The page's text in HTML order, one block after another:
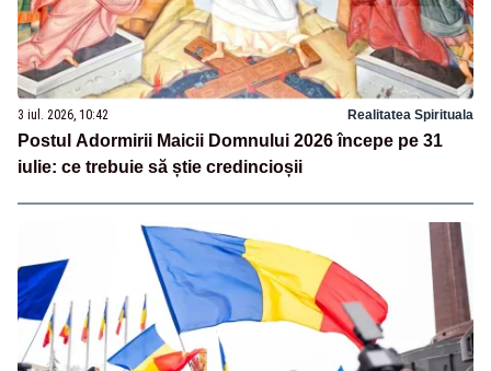
3 iul. 2026, 10:42 Realitatea Spirituala
Postul Adormirii Maicii Domnului 2026 începe pe 31
iulie: ce trebuie să știe credincioșii